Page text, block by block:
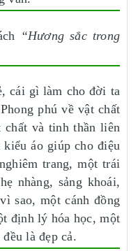
“Hương sắc trong
cái gì làm cho đời ta
phú về vật chất
và tinh thần liên
áo giúp cho điệu
trang, một trái
nhàng, sảng khoái,
sao, một cánh đồng
định lý hóa học, một
là đẹp cả.